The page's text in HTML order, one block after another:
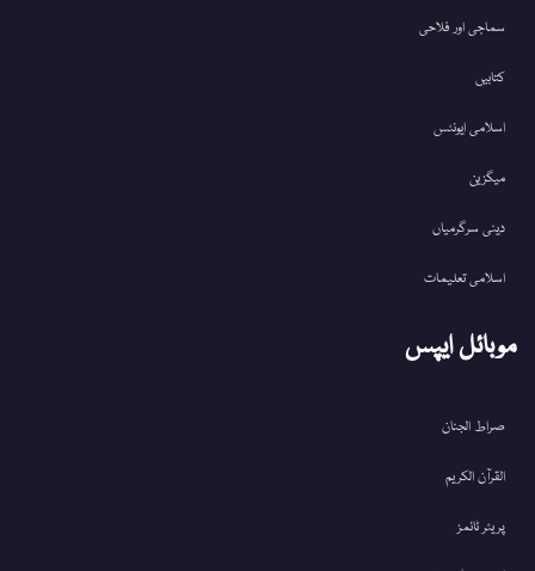
سماجی اور فلاحی
کتابیں
اسلامی ایونٹس
میگزین
دینی سرگرمیاں
اسلامی تعلیمات
موبائل ایپس
صراط الجنان
القرآن الکریم
پریئر ٹائمز